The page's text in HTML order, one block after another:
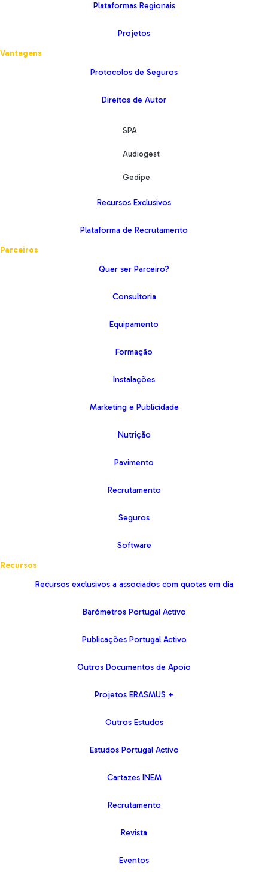
Plataformas Regionais
Projetos
Vantagens
Protocolos de Seguros
Direitos de Autor
SPA
Audiogest
Gedipe
Recursos Exclusivos
Plataforma de Recrutamento
Parceiros
Quer ser Parceiro?
Consultoria
Equipamento
Formação
Instalações
Marketing e Publicidade
Nutrição
Pavimento
Recrutamento
Seguros
Software
Recursos
Recursos exclusivos a associados com quotas em dia
Barómetros Portugal Activo
Publicações Portugal Activo
Outros Documentos de Apoio
Projetos ERASMUS +
Outros Estudos
Estudos Portugal Activo
Cartazes INEM
Recrutamento
Revista
Eventos